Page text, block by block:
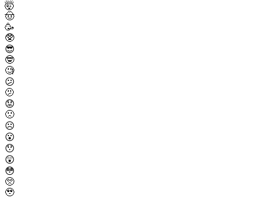
🤯
🤠
🥳
🥸
😎
🤓
🧐
😕
🫤
😟
🙁
☹️
😮
😯
😲
😳
🥺
🥹